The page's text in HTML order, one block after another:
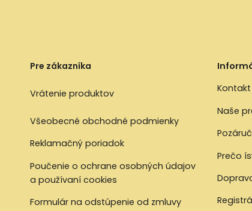
Pre zákazníka
Vrátenie produktov
Všeobecné obchodné podmienky
Reklamačný poriadok
Poučenie o ochrane osobných údajov
a používaní cookies
Formulár na odstúpenie od zmluvy
Kontakt
Naše
Prečo